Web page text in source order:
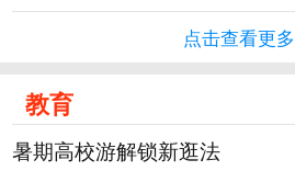
点击查看更多
教育
暑期高校游解锁新逛法